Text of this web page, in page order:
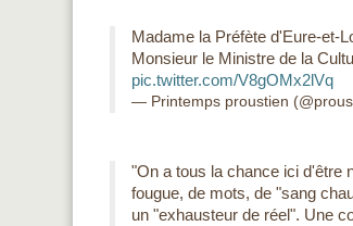
Madame la Préfète d'Eure-et-
Monsieur le Ministre de la
pic.twitter.com/V8gOMx2lVq
— Printemps proustien
"On a tous la chance ici d'être
fougue, de mots, de "sang
un "exhausteur de réel". Une